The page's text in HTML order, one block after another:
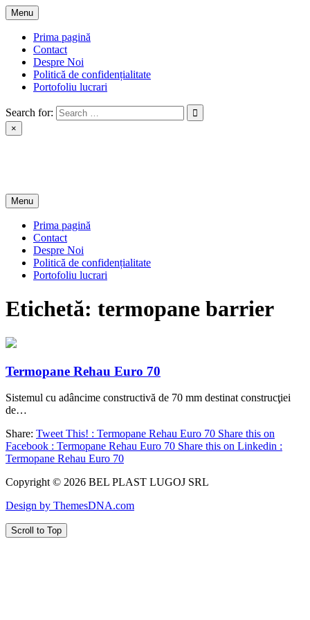
Skip
to
content
Menu
Prima pagină
Contact
Despre Noi
Politică de confidențialitate
Portofoliu lucrari
Search for:
×
Menu
Prima pagină
Contact
Despre Noi
Politică de confidențialitate
Portofoliu lucrari
Etichetă: termopane barrier
Termopane Rehau Euro 70
Sistemul cu adâncime constructivă de 70 mm destinat construcţiei
de…
Share: Tweet This! : Termopane Rehau Euro 70 Share this on
Facebook : Termopane Rehau Euro 70 Share this on Linkedin :
Termopane Rehau Euro 70
Copyright © 2026 BEL PLAST LUGOJ SRL
Design by ThemesDNA.com
Scroll to Top